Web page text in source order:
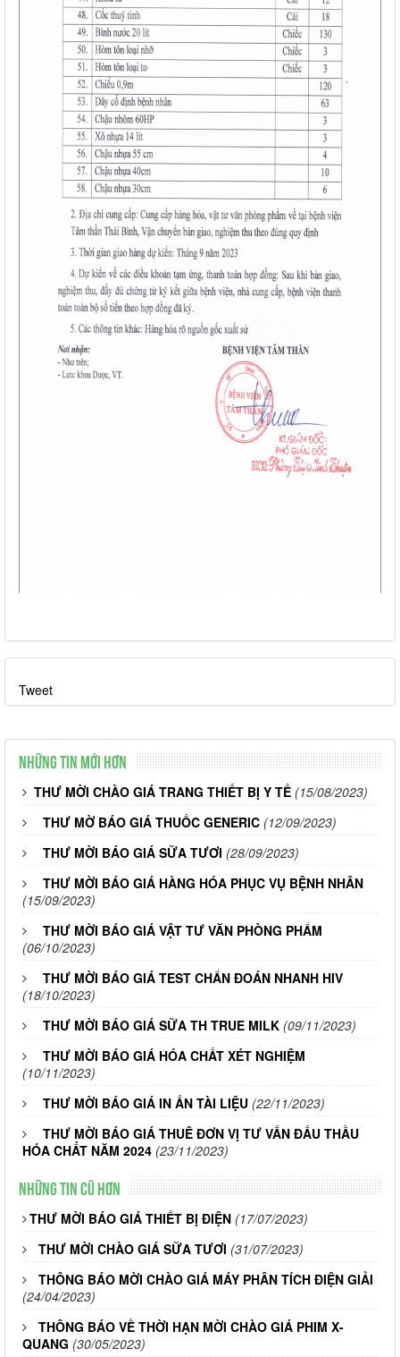
Tweet
Những tin mới hơn
THƯ MỜI CHÀO GIÁ TRANG THIẾT BỊ Y TẾ (15/08/2023)
THƯ MỜ BÁO GIÁ THUỐC GENERIC (12/09/2023)
THƯ MỜI BÁO GIÁ SỮA TƯƠI (28/09/2023)
THƯ MỜI BÁO GIÁ HÀNG HÓA PHỤC VỤ BỆNH NHÂN
(15/09/2023)
THƯ MỜI BÁO GIÁ VẬT TƯ VĂN PHÒNG PHẨM
(06/10/2023)
THƯ MỜI BÁO GIÁ TEST CHẨN ĐOÁN NHANH HIV
(18/10/2023)
THƯ MỜI BÁO GIÁ SỮA TH TRUE MILK (09/11/2023)
THƯ MỜI BÁO GIÁ HÓA CHẤT XÉT NGHIỆM
(10/11/2023)
THƯ MỜI BÁO GIÁ IN ẤN TÀI LIỆU (22/11/2023)
THƯ MỜI BÁO GIÁ THUÊ ĐƠN VỊ TƯ VẤN ĐẤU THẦU
HÓA CHẤT NĂM 2024 (23/11/2023)
Những tin cũ hơn
THƯ MỜI BÁO GIÁ THIẾT BỊ ĐIỆN (17/07/2023)
THƯ MỜI CHÀO GIÁ SỮA TƯƠI (31/07/2023)
THÔNG BÁO MỜI CHÀO GIÁ MÁY PHÂN TÍCH ĐIỆN GIẢI
(24/04/2023)
THÔNG BÁO VỀ THỜI HẠN MỜI CHÀO GIÁ PHIM X-
QUANG (30/05/2023)